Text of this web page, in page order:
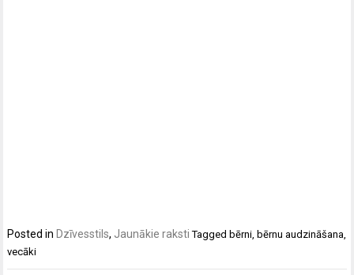
Posted in Dzīvesstils, Jaunākie raksti Taggedbērni ,bērnu audzināšana
vecāki